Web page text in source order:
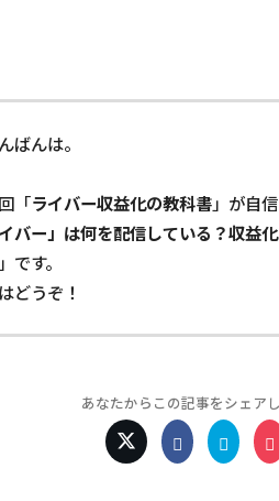
ばんは。
「ライバー収益化の教科書」が自
バー」は何を配信している？収益
です。
どうぞ！
あなたからこの記事をシェア